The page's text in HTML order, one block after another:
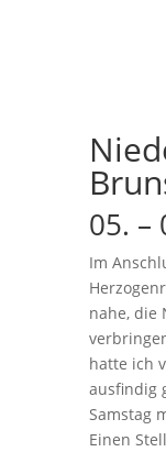
05. –
Im
nahe, die
hatte ich
ausfindig
Samstag
Einen